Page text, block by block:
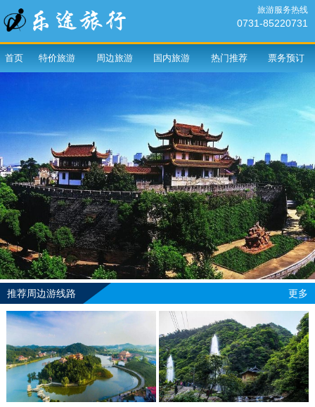
旅游服务热线
0731-85220731
首页 特价旅游 周边旅游 国内旅游 热门推荐 票务预订
推荐周边游线路 更多